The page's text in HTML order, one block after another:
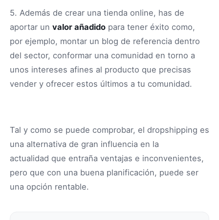
5. Además de crear una tienda online, has de
aportar un valor añadido para tener éxito como,
por ejemplo, montar un blog de referencia dentro
del sector, conformar una comunidad en torno a
unos intereses afines al producto que precisas
vender y ofrecer estos últimos a tu comunidad.
Tal y como se puede comprobar, el dropshipping es
una alternativa de gran influencia en la
actualidad que entraña ventajas e inconvenientes,
pero que con una buena planificación, puede ser
una opción rentable.